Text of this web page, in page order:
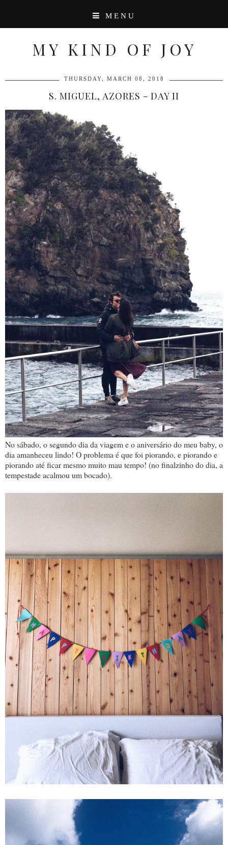
MENU
MY KIND OF JOY
THURSDAY, MARCH 08, 2018
S. MIGUEL, AZORES - DAY II
No sábado, o segundo dia da viagem e o aniversário do meu baby, o
dia amanheceu lindo! O problema é que foi piorando, e piorando e
piorando até ficar mesmo muito mau tempo! (no finalzinho do dia, a
tempestade acalmou um bocado).